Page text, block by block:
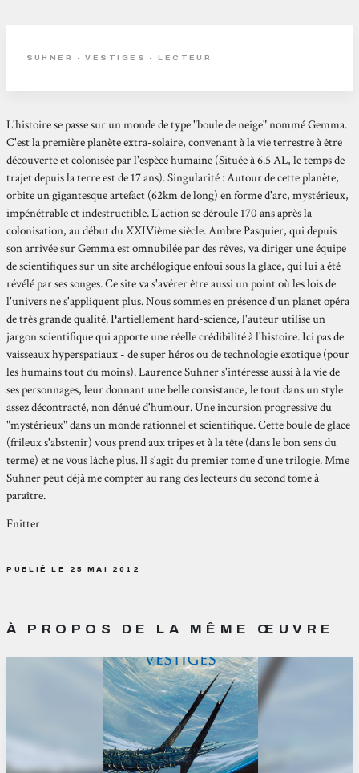
SUHNER - VESTIGES - LECTEUR
L'histoire se passe sur un monde de type "boule de neige" nommé Gemma.
C'est la première planète extra-solaire, convenant à la vie terrestre à être
découverte et colonisée par l'espèce humaine (Située à 6.5 AL, le temps de
trajet depuis la terre est de 17 ans). Singularité : Autour de cette planète,
orbite un gigantesque artefact (62km de long) en forme d'arc, mystérieux,
impénétrable et indestructible. L'action se déroule 170 ans après la
colonisation, au début du XXIVième siècle. Ambre Pasquier, qui depuis
son arrivée sur Gemma est omnubilée par des rêves, va diriger une équipe
de scientifiques sur un site archélogique enfoui sous la glace, qui lui a été
révélé par ses songes. Ce site va s'avérer être aussi un point où les lois de
l'univers ne s'appliquent plus. Nous sommes en présence d'un planet opéra
de très grande qualité. Partiellement hard-science, l'auteur utilise un
jargon scientifique qui apporte une réelle crédibilité à l'histoire. Ici pas de
vaisseaux hyperspatiaux - de super héros ou de technologie exotique (pour
les humains tout du moins). Laurence Suhner s'intéresse aussi à la vie de
ses personnages, leur donnant une belle consistance, le tout dans un style
assez décontracté, non dénué d'humour. Une incursion progressive du
"mystérieux" dans un monde rationnel et scientifique. Cette boule de glace
(frileux s'abstenir) vous prend aux tripes et à la tête (dans le bon sens du
terme) et ne vous lâche plus. Il s'agit du premier tome d'une trilogie. Mme
Suhner peut déjà me compter au rang des lecteurs du second tome à
paraître.
Fnitter
PUBLIÉ LE 25 MAI 2012
À PROPOS DE LA MÊME ŒUVRE